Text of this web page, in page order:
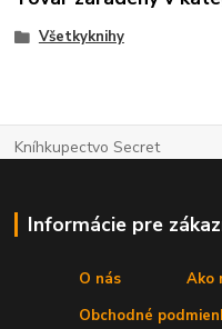
Všetkyknihy
Kníhkupectvo Secret
Informácie pre
O nás
Ako
Obchodné